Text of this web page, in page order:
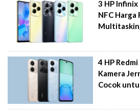
3 HP
NFC Harga
4 HP
Kamera
Cocok